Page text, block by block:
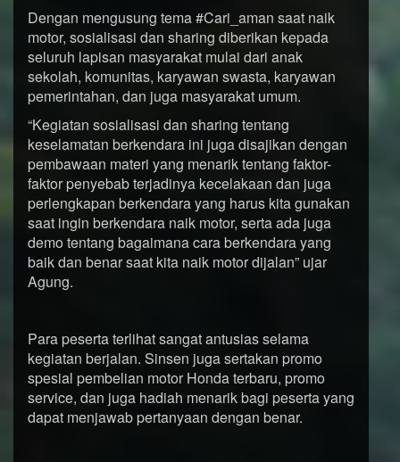
Dengan mengusung tema #Cari_aman saat naik
motor, sosialisasi dan sharing diberikan kepada
seluruh lapisan masyarakat mulai dari anak
sekolah, komunitas, karyawan swasta, karyawan
pemerintahan, dan juga masyarakat umum.
“Kegiatan sosialisasi dan sharing tentang
keselamatan berkendara ini juga disajikan dengan
pembawaan materi yang menarik tentang faktor-
faktor penyebab terjadinya kecelakaan dan juga
perlengkapan berkendara yang harus kita gunakan
saat ingin berkendara naik motor, serta ada juga
demo tentang bagaimana cara berkendara yang
baik dan benar saat kita naik motor dijalan” ujar
Agung.
Para peserta terlihat sangat antusias selama
kegiatan berjalan. Sinsen juga sertakan promo
spesial pembelian motor Honda terbaru, promo
service, dan juga hadiah menarik bagi peserta yang
dapat menjawab pertanyaan dengan benar.